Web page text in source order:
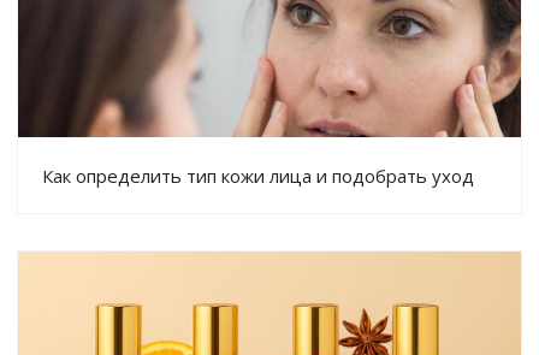
Как определить тип кожи лица и подобрать уход